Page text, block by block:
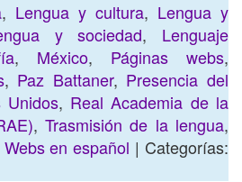
, Lengua y cultura, Lengua y
y sociedad, Lenguaje
, México, Páginas webs,
, Paz Battaner, Presencia del
Unidos, Real Academia de la
,Trasmisión de la lengua,
Webs en español | Categorías: